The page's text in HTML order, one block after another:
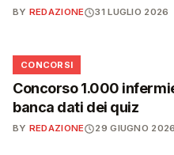
BY REDAZIONE 31 LUGLIO 2026
📋
CONCORSI
Concorso 1.000
banca dati dei quiz
BY REDAZIONE 29 GIUGNO 2026